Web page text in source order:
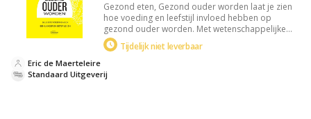
Gezond eten, Gezond ouder worden laat je zien
hoe voeding en leefstijl invloed hebben op
gezond ouder worden. Met wetenschappelijke
inzichten over onder andere telomeren, het
microbioom en praktische tips voor een langer,
Tijdelijk niet leverbaar
Standaard Uitgeverij
Eric de Maerteleire